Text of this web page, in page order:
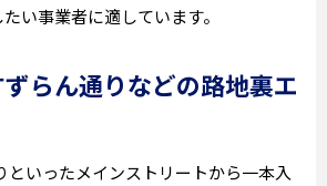
い事業者に適しています。
らん通りなどの路地裏エ
といったメインストリートから一本入